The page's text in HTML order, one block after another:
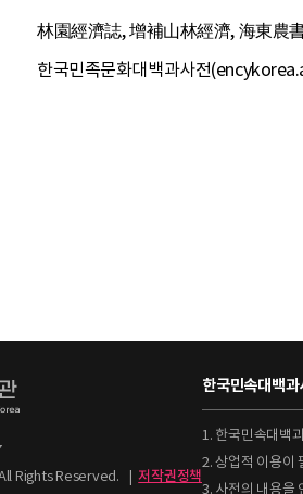
林園經濟誌, 增補山林經濟, 海東農
한국민족문화대백과사전
Rights Reserved.
| 저작권정책
한국민속대백
1. 한국민속대백
2. 상업적 이용이
3. 사전의 내용을